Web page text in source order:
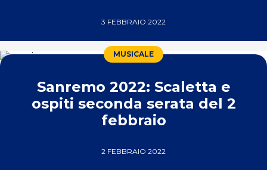
3 FEBBRAIO 2022
MUSICALE
Sanremo 2022: Scaletta e
ospiti seconda serata del 2
febbraio
2 FEBBRAIO 2022